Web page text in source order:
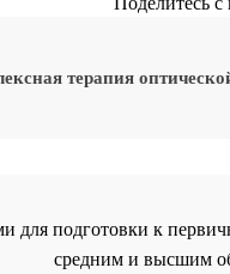
терапия
для подготовки к
средним и высшим